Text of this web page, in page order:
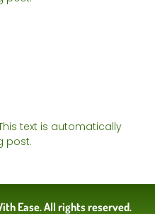
text is automatically
post.
Ease. All rights reserved.